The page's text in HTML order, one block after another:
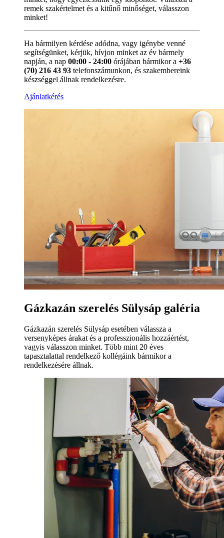
remek szakértelmet és a kitűnő minőséget, válasszon
minket!
Ha bármilyen kérdése adódna, vagy igénybe venné
segítségünket, kérjük, hívjon minket az év bármely
napján, a nap 00:00 - 24:00 órájában bármikor a +36
(70) 216 43 93 telefonszámunkon, és szakembereink
készséggel állnak rendelkezésre.
Ajánlatkérés
Gázkazán szerelés Sülysáp galéria
Gázkazán szerelés Sülysáp esetében válassza a
versenyképes árakat és a professzionális hozzáértést,
vagyis válasszon minket. Több mint 20 éves
tapasztalattal rendelkező kollégáink bármikor a
rendelkezésére állnak.